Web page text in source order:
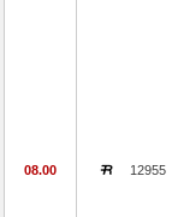
08.00 12955